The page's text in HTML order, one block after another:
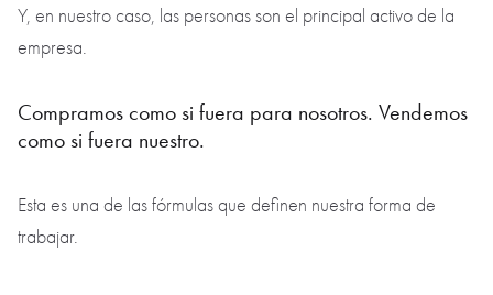
forma mecánica, sino con una comprensión viva de los
intereses del cliente.
La tecnología nos ayuda a trabajar más rápido y con más
precisión.
Pero la confianza, la reputación, la fuerza negociadora y el
carisma humano los siguen construyendo las personas.